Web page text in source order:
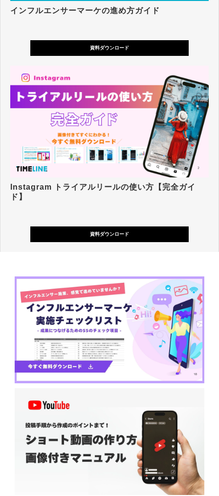
インフルエンサーマーケの進め方ガイド
資料ダウンロード
Instagram トライアルリールの使い方【完全ガイ
ド】
資料ダウンロード